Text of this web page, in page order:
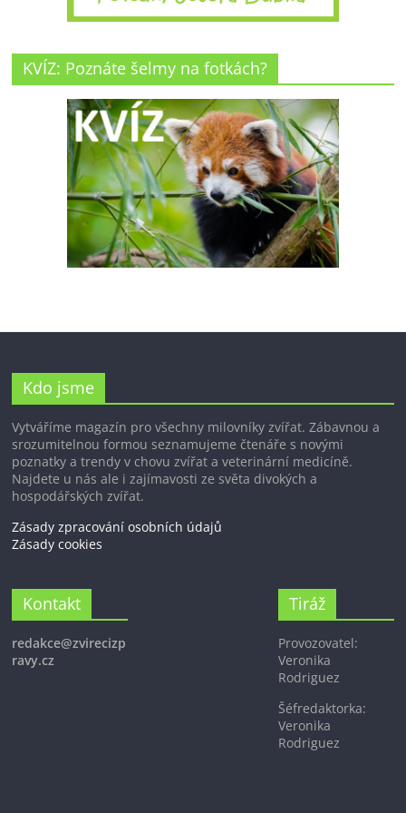
KVÍZ: Poznáte šelmy na fotkách?
Kdo jsme
Vytváříme magazín pro všechny milovníky zvířat. Zábavnou a
srozumitelnou formou seznamujeme čtenáře s novými
poznatky a trendy v chovu zvířat a veterinární medicíně.
Najdete u nás ale i zajímavosti ze světa divokých a
hospodářských zvířat.
Zásady zpracování osobních údajů
Zásady cookies
Kontakt
redakce@zvirecizp
ravy.cz
Tiráž
Provozovatel:
Veronika
Rodriguez
Šéfredaktorka:
Veronika
Rodriguez